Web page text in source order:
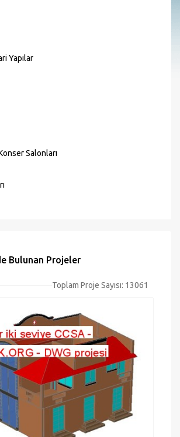
Yapılar
Salonları
Bulunan Projeler
Toplam Proje Sayısı: 13061